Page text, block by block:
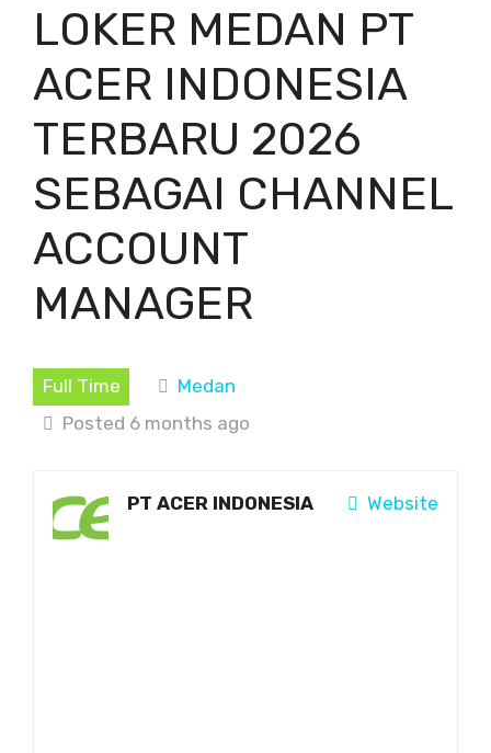
LOKER MEDAN PT
ACER INDONESIA
TERBARU 2026
SEBAGAI CHANNEL
ACCOUNT
MANAGER
Full Time
Medan
Posted 6 months ago
Website
PT ACER INDONESIA